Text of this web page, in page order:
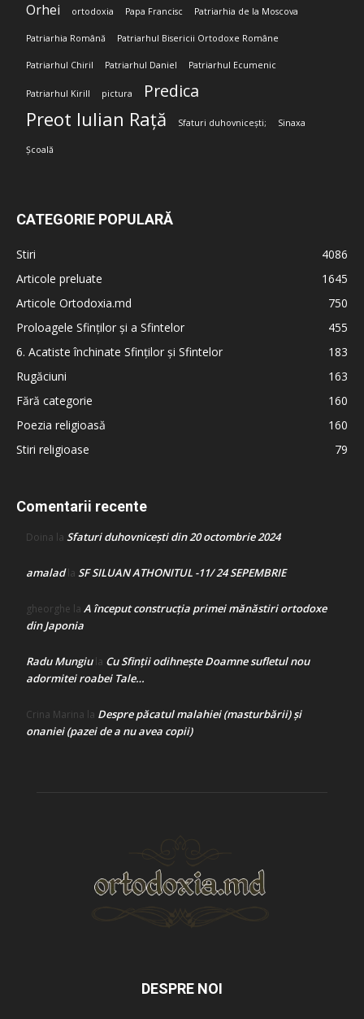
Orhei ortodoxia Papa Francisc Patriarhia de la Moscova
Patriarhia Română Patriarhul Bisericii Ortodoxe Române
Patriarhul Chiril Patriarhul Daniel Patriarhul Ecumenic
Patriarhul Kirill pictura Predica
Preot Iulian Rață Sfaturi duhovnicești; Sinaxa
Școală
CATEGORIE POPULARĂ
Stiri
4086
Articole preluate
1645
Articole Ortodoxia.md
750
Proloagele Sfinților și a Sfintelor
455
6. Acatiste închinate Sfinților și Sfintelor
183
Rugăciuni
163
Fără categorie
160
Poezia religioasă
160
Stiri religioase
79
Comentarii recente
Doina la Sfaturi duhovnicești din 20 octombrie 2024
amaladla SF SILUAN ATHONITUL -11/ 24 SEPEMBRIE
gheorghe la A început construcţia primei mănăstiri ortodoxe
din Japonia
Radu Mungiula Cu Sfinții odihnește Doamne sufletul nou
adormitei roabei Tale…
Crina Marina la Despre păcatul malahiei (masturbării) şi
onaniei (pazei de a nu avea copii)
DESPRE NOI